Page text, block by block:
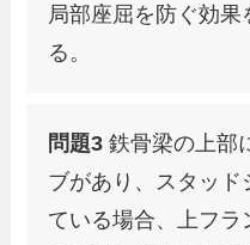
局部座屈を防ぐ効果
る。
問題3 鉄骨梁の上部
ブがあり、スタッ
ている場合、上フラ